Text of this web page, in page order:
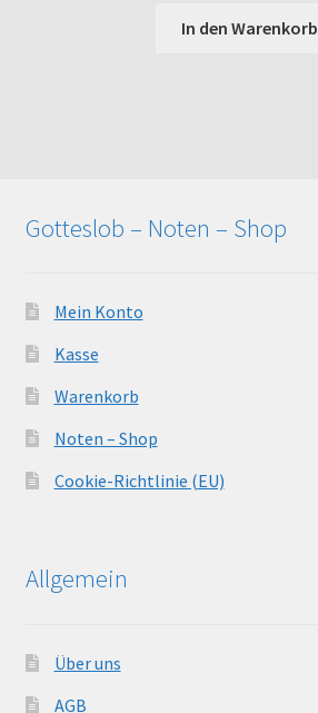
In den Warenkorb
Gotteslob – Noten – Shop
Mein Konto
Kasse
Warenkorb
Noten – Shop
Cookie-Richtlinie (EU)
Allgemein
Über uns
AGB